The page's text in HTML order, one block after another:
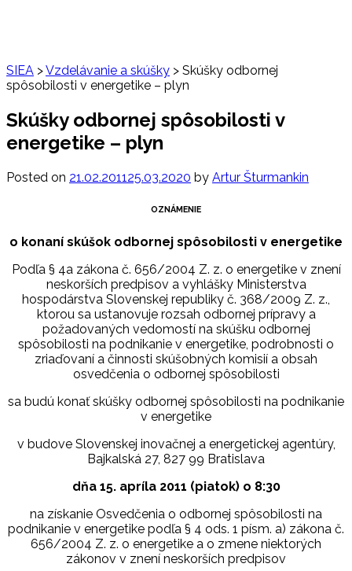
SIEA >Vzdelávanie a skúšky > Skúšky odbornej
spôsobilosti v energetike – plyn
Skúšky odbornej spôsobilosti v
energetike – plyn
Posted on 21.02.2011 25.03.2020 by Artur Šturmankin
OZNÁMENIE
o konaní skúšok odbornej spôsobilosti v energetike
Podľa § 4a zákona č. 656/2004 Z. z. o energetike v znení
neskorších predpisov a vyhlášky Ministerstva
hospodárstva Slovenskej republiky č. 368/2009 Z. z.,
ktorou sa ustanovuje rozsah odbornej prípravy a
požadovaných vedomostí na skúšku odbornej
spôsobilosti na podnikanie v energetike, podrobnosti o
zriaďovaní a činnosti skúšobných komisií a obsah
osvedčenia o odbornej spôsobilosti
sa budú konať skúšky odbornej spôsobilosti na podnikanie
v energetike
v budove Slovenskej inovačnej a energetickej agentúry,
Bajkalská 27, 827 99 Bratislava
dňa 15. apríla 2011 (piatok) o 8:30
na získanie Osvedčenia o odbornej spôsobilosti na
podnikanie v energetike podľa § 4 ods. 1 písm. a) zákona č.
656/2004 Z. z. o energetike a o zmene niektorých
zákonov v znení neskorších predpisov